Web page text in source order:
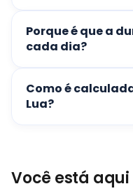
Porque é que a
cada dia?
Como é
Lua?
Você está aqui